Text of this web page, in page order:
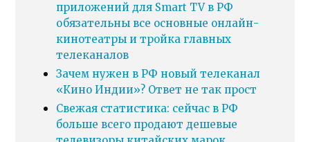
приложений для Smart TV в РФ
обязательны все основные онлайн-
кинотеатры и тройка главных
телеканалов
Зачем нужен в РФ новый телеканал
«Кино Индии»? Ответ не так прост
Свежая статистика: сейчас в РФ
больше всего продают дешевые